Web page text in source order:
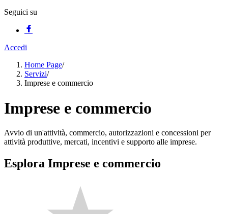
Seguici su
Accedi
Home Page/
Servizi/
Imprese e commercio
Imprese e commercio
Avvio di un'attività, commercio, autorizzazioni e concessioni per
attività produttive, mercati, incentivi e supporto alle imprese.
Esplora Imprese e commercio